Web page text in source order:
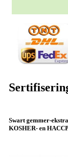
Swart gemmer-
KOSHER- en